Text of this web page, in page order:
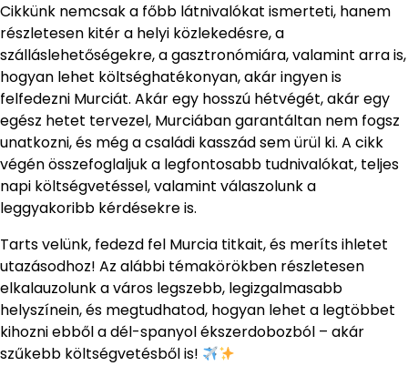
Cikkünk nemcsak a főbb látnivalókat ismerteti, hanem
részletesen kitér a helyi közlekedésre, a
szálláslehetőségekre, a gasztronómiára, valamint arra is,
hogyan lehet költséghatékonyan, akár ingyen is
felfedezni Murciát. Akár egy hosszú hétvégét, akár egy
egész hetet tervezel, Murciában garantáltan nem fogsz
unatkozni, és még a családi kasszád sem ürül ki. A cikk
végén összefoglaljuk a legfontosabb tudnivalókat, teljes
napi költségvetéssel, valamint válaszolunk a
leggyakoribb kérdésekre is.
Tarts velünk, fedezd fel Murcia titkait, és meríts ihletet
utazásodhoz! Az alábbi témakörökben részletesen
elkalauzolunk a város legszebb, legizgalmasabb
helyszínein, és megtudhatod, hogyan lehet a legtöbbet
kihozni ebből a dél-spanyol ékszerdobozból – akár
szűkebb költségvetésből is!